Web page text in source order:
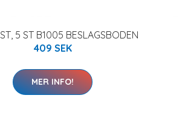
5 ST B1005 BESLAGSBODEN
409 SEK
MER INFO!